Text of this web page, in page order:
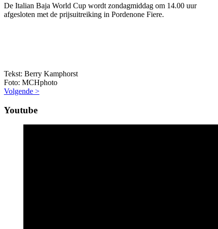
De Italian Baja World Cup wordt zondagmiddag om 14.00 uur
afgesloten met de prijsuitreiking in Pordenone Fiere.
Tekst: Berry Kamphorst
Foto: MCHphoto
Volgende >
Youtube